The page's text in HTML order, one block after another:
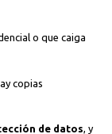
o que caiga
copias
de datos, y